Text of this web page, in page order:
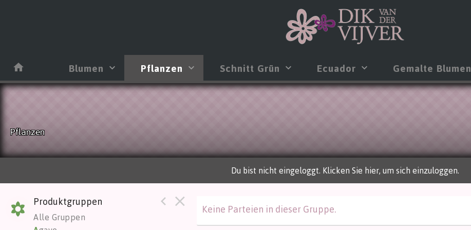
Blumen Pflanzen Schnitt Grün Ecuador Gemalte Blumen
Pflanzen
Du bist nicht eingeloggt. Klicken Sie hier, um sich einzuloggen.
Produktgruppen
Alle Gruppen
Keine Parteien in dieser Gruppe.